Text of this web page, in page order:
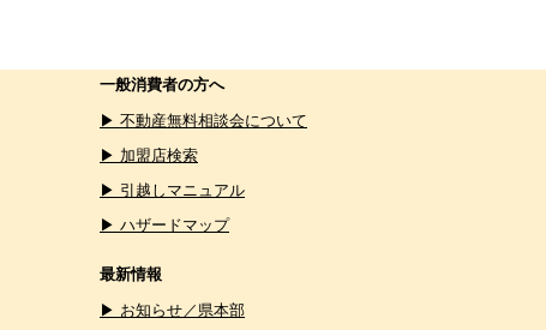
一般消費者の方へ
▶ 不動産無料相談会について
▶ 加盟店検索
▶ 引越しマニュアル
▶ ハザードマップ
最新情報
▶ お知らせ／県本部